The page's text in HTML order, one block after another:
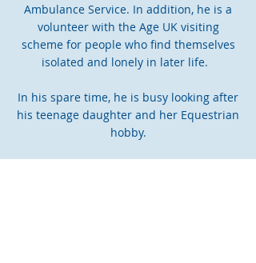
Ambulance Service. In addition, he is a
volunteer with the Age UK visiting
scheme for people who find themselves
isolated and lonely in later life.
In his spare time, he is busy looking after
his teenage daughter and her Equestrian
hobby.